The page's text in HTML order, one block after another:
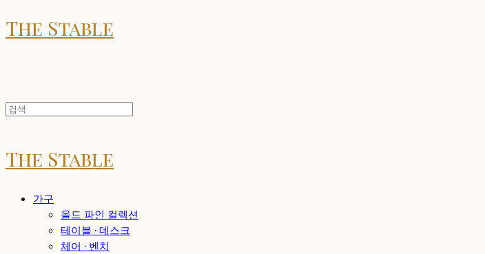
The Stable
The Stable
가구
올드 파인 컬렉션
테이블 · 데스크
체어 · 벤치